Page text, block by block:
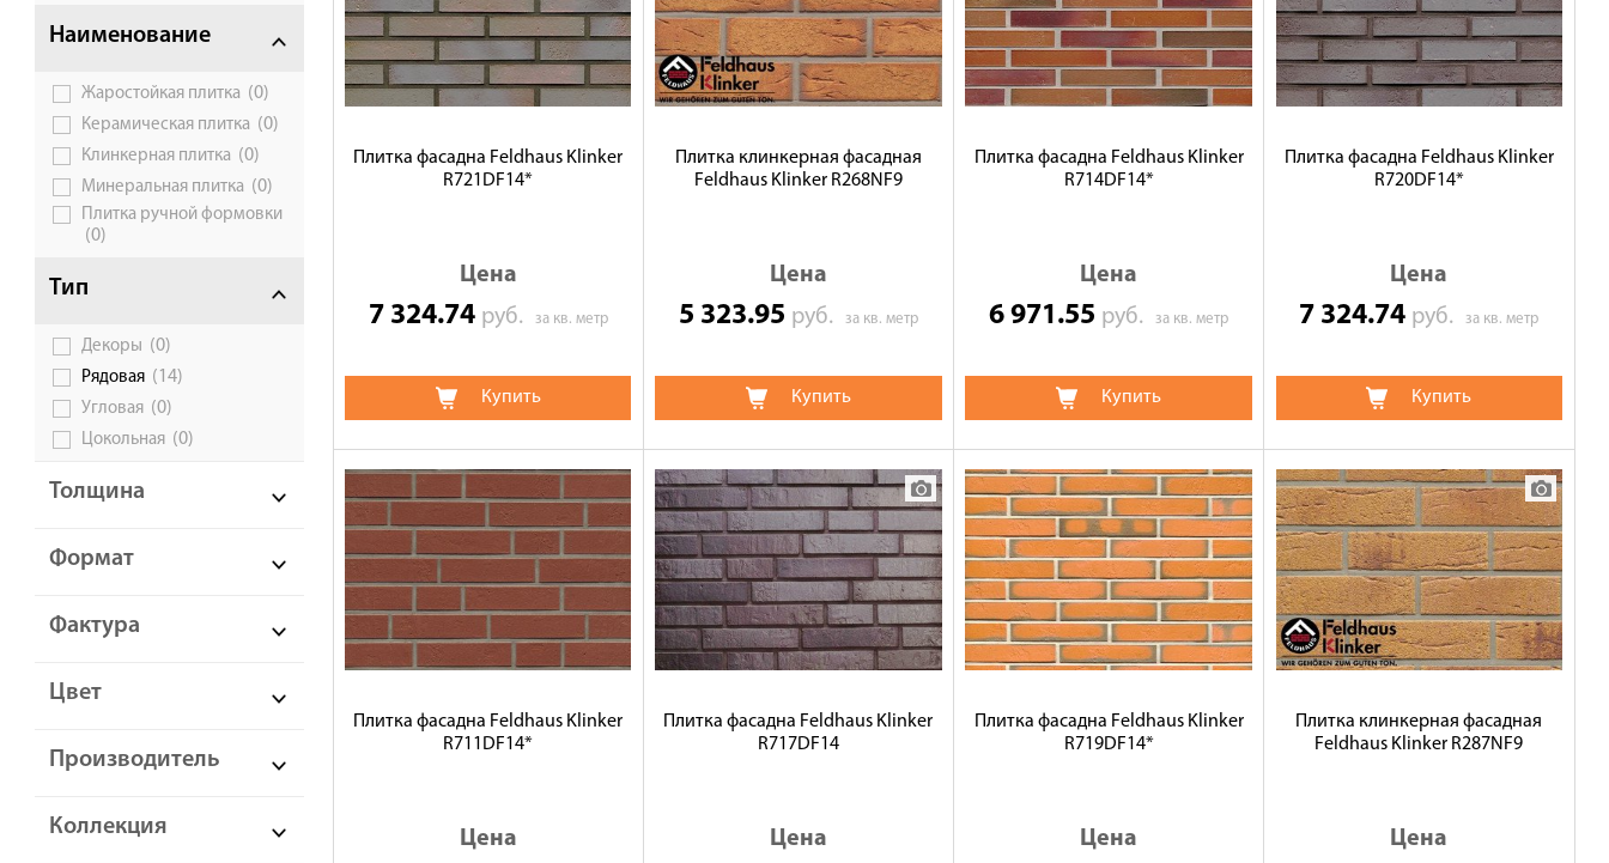
Галерея объектов
Контакты
Наименование
Жаростойкая плитка (0)
Керамическая плитка (0)
Клинкерная плитка (0)
Минеральная плитка (0)
Плитка ручной формовки
(0)
Тип
Декоры (0)
Рядовая (14)
Угловая (0)
Цокольная (0)
Толщина
Формат
Фактура
Цвет
Производитель
Коллекция
Плитка фасадна Feldhaus Klinker
R721DF14*
Цена
7 324.74 руб. за кв. метр
Купить
Плитка клинкерная фасадная
Feldhaus Klinker R268NF9
Цена
5 323.95 руб. за кв. метр
Купить
Плитка фасадна Feldhaus Klinker
R714DF14*
Цена
6 971.55 руб.за кв. метр
Купить
Плитка фасадна Feldhaus Klinker
R720DF14*
Цена
7 324.74 руб.за кв. метр
Купить
Плитка фасадна Feldhaus Klinker
R711DF14*
Цена
Плитка фасадна Feldhaus Klinker
R717DF14
Цена
Плитка фасадна Feldhaus Klinker
R719DF14*
Цена
Плитка клинкерная фасадная
Feldhaus Klinker R287NF9
Цена